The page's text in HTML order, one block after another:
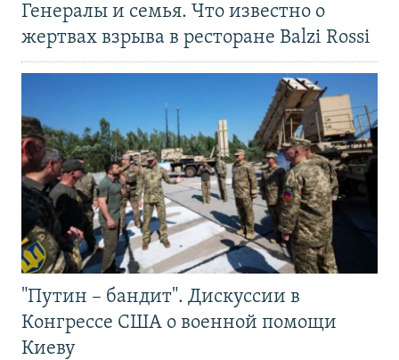
Генералы и семья. Что известно о
жертвах взрыва в ресторане Balzi Rossi
"Путин – бандит". Дискуссии в
Конгрессе США о военной помощи
Киеву